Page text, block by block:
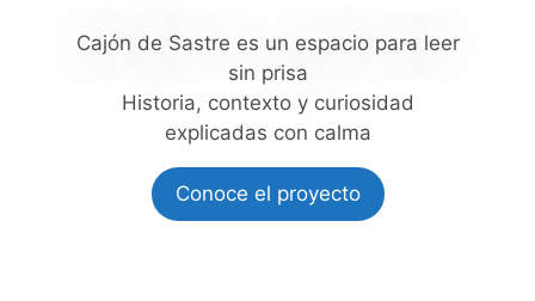
Cajón de Sastre es un espacio para leer
sin prisa
Historia, contexto y curiosidad
explicadas con calma
Conoce el proyecto